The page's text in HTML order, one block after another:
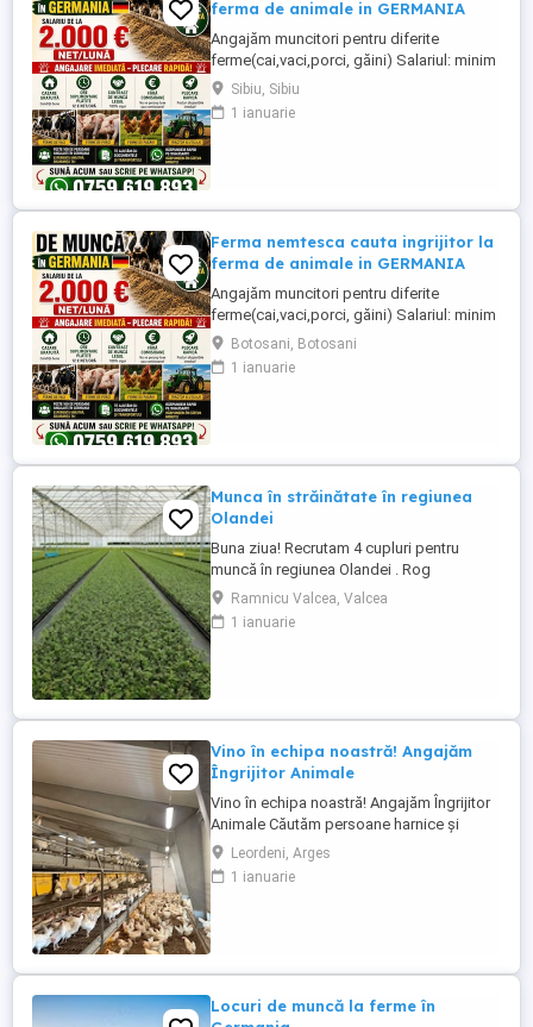
ferma de animale in GERMANIA
Angajăm muncitori pentru diferite
ferme(cai,vaci,porci, găini) Salariul: minim
1800 net( poate crește în funcție de
experiența) Cazare și utilități gratuite!
Căutam persoane serioase și motivate
Sibiu, Sibiu
1 ianuarie
Ferma nemtesca cauta ingrijitor la
ferma de animale in GERMANIA
Angajăm muncitori pentru diferite
ferme(cai,vaci,porci, găini) Salariul: minim
1800 net( poate crește în funcție de
experiența) Cazare și utilități gratuite!
Căutam persoane serioase și motivate
Botosani, Botosani
1 ianuarie
Munca în străinătate în regiunea
Olandei
Buna ziua! Recrutam 4 cupluri pentru
muncă în regiunea Olandei . Rog
seriozitate și pentru mai multe detalii va
rog contactați in Whatsap la Nr( ) .Va
mulțumesc!
Ramnicu Valcea, Valcea
1 ianuarie
Vino în echipa noastră! Angajăm
Îngrijitor Animale
Vino în echipa noastră! Angajăm Îngrijitor
Animale Căutăm persoane harnice și
motivate pentru mai multe posturi
disponibile în România: Îngrijitor animale
FERMA ANIMALE Oferim cazare Mediu de
Leordeni, Arges
1 ianuarie
Locuri de muncă la ferme în